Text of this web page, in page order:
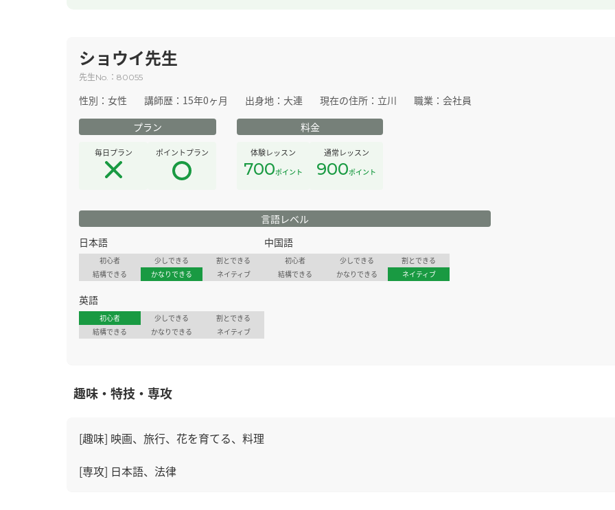
ショウイ先生
先生No. ： 80055
性別： 女性 講師歴： 15年0ヶ月 出身地： 大連 現在の住所： 立川 職業： 会社員
プラン
毎日プラン ポイントプラン
料金
体験レッスン
700ポイント
通常レッスン
900ポイント
言語レベル
日本語
初心者 少しできる
割とできる
結構できる
かなりできる ネイティブ
中国語
初心者 少しできる
割とできる
結構できる
かなりできる ネイティブ
英語
初心者 少しできる
割とできる
結構できる
かなりできる ネイティブ
趣味・特技・専攻
[趣味] 映画、旅行、花を育てる、料理
[専攻] 日本語、法律